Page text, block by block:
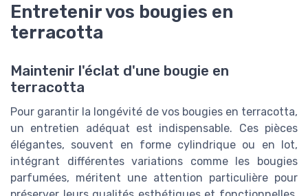
Entretenir vos bougies en
terracotta
Maintenir l'éclat d'une bougie en
terracotta
Pour garantir la longévité de vos bougies en terracotta,
un entretien adéquat est indispensable. Ces pièces
élégantes, souvent en forme cylindrique ou en lot,
intégrant différentes variations comme les bougies
parfumées, méritent une attention particulière pour